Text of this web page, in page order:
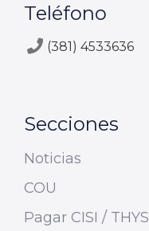
Teléfono
(381) 4533636
Secciones
Noticias
COU
Pagar CISI / THYS